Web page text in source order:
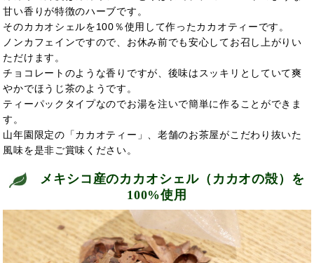
甘い香りが特徴のハーブです。
そのカカオシェルを100％使用して作ったカカオティーです。
ノンカフェインですので、お休み前でも安心してお召し上がりい
ただけます。
チョコレートのような香りですが、後味はスッキリとしていて爽
やかでほうじ茶のようです。
ティーパックタイプなのでお湯を注いで簡単に作ることができま
す。
山年園限定の「カカオティー」、老舗のお茶屋がこだわり抜いた
風味を是非ご賞味ください。
メキシコ産のカカオシェル（カカオの殻）を
100%使用